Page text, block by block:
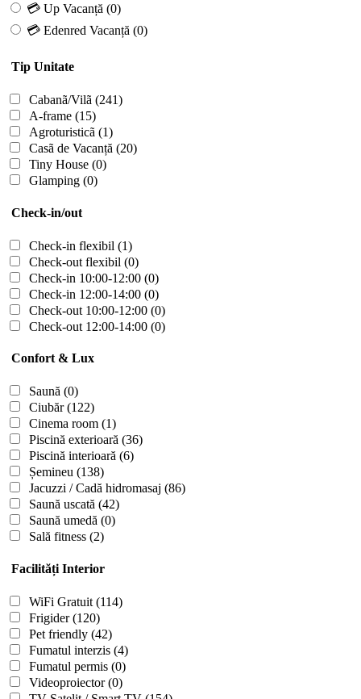
💳 Up Vacanță (0)
💳 Edenred Vacanță (0)
Tip Unitate
Cabanã/Vilã (241)
A-frame (15)
Agroturisticã (1)
Casã de Vacanță (20)
Tiny House (0)
Glamping (0)
Check-in/out
Check-in flexibil (1)
Check-out flexibil (0)
Check-in 10:00-12:00 (0)
Check-in 12:00-14:00 (0)
Check-out 10:00-12:00 (0)
Check-out 12:00-14:00 (0)
Confort & Lux
Saună (0)
Ciubăr(122)
Cinema room (1)
Piscină exterioară (36)
Piscină interioară (6)
Șemineu (138)
Jacuzzi / Cadă hidromasaj (86)
Saună uscată (42)
Saună umedă (0)
Sală fitness (2)
Facilități Interior
WiFi Gratuit (114)
Frigider(120)
Pet friendly (42)
Fumatul interzis (4)
Fumatul permis (0)
Videoproiector(0)